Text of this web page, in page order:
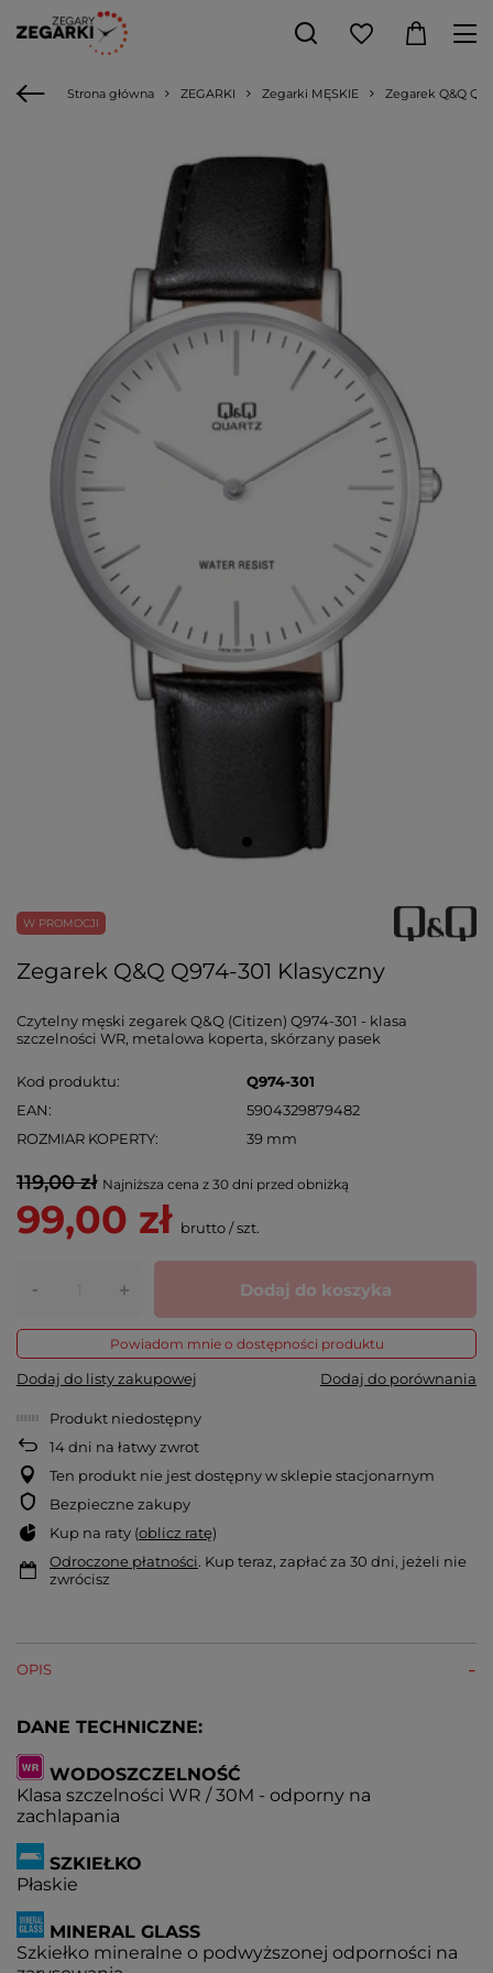
Strona główna ZEGARKI Zegarki MĘSKIE Zegarek Q&Q
W PROMOCJI
Zegarek Q&Q Q974-301 Klasyczny
Czytelny męski zegarek Q&Q (Citizen) Q974-301 - klasa
szczelności WR, metalowa koperta, skórzany pasek
Kod produktu
Q974-301
EAN
5904329879482
ROZMIAR KOPERTY
39 mm
119,00 zł Najniższa cena z 30 dni przed obniżką
99,00 zł brutto/szt.
- + Dodaj do koszyka
Powiadom mnie o dostępności produktu
Dodaj do listy zakupowej Dodaj do porównania
Produkt niedostępny
14dni na łatwy zwrot
Ten produkt nie jest dostępny w sklepie stacjonarnym
Bezpieczne zakupy
Kup na raty (oblicz ratę)
Odroczone płatności. Kup teraz, zapłać za 30 dni, jeżeli nie
zwrócisz
OPIS
DANE TECHNICZNE:
WODOSZCZELNOŚĆ
Klasa szczelności WR / 30M - odporny na
zachlapania
SZKIEŁKO
Płaskie
MINERAL GLASS
Szkiełko mineralne o podwyższonej odporności na